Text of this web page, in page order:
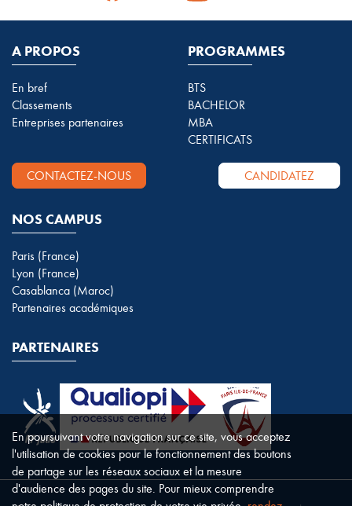
A PROPOS
En bref
Classements
Entreprises partenaires
PROGRAMMES
BTS
BACHELOR
MBA
CERTIFICATS
CONTACTEZ-NOUS CANDIDATEZ
NOS CAMPUS
Paris (France)
Lyon (France)
Casablanca (Maroc)
Partenaires académiques
PARTENAIRES
En poursuivant votre navigation sur ce site, vous acceptez
l'utilisation de cookies pour le fonctionnement des boutons
de partage sur les réseaux sociaux et la mesure
d'audience des pages du site. Pour mieux comprendre